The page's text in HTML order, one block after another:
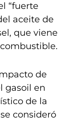
“fuerte
aceite de
que viene
de
gasoil en
de la
consideró